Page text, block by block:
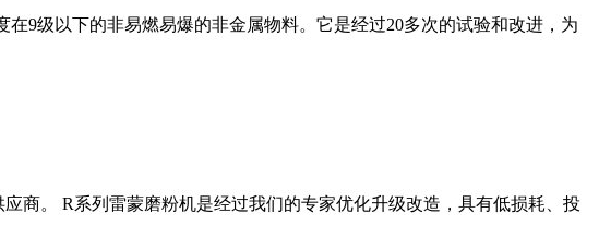
9级以下的非易燃易爆的非金属物料。它是经过20多次的试验和改进，为
商。 R系列雷蒙磨粉机是经过我们的专家优化升级改造，具有低损耗、投